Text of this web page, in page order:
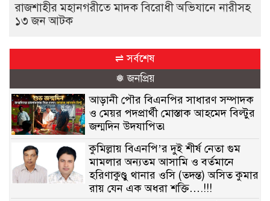
রাজশাহীর মহানগরীতে মাদক বিরোধী অভিযানে নারীসহ
১৩ জন আটক
⇌ সর্বশেষ
❅ জনপ্রিয়
আড়ানী পৌর বিএনপির সাধারণ সম্পাদক
ও মেয়র পদপ্রার্থী মোস্তাক আহমেদ বিল্টুর
জন্মদিন উদযাপিত৷
কুমিল্লায় বিএনপি’র দুই শীর্ষ নেতা গুম
মামলার অন্যতম আসামি ও বর্তমানে
হরিণাকুণ্ডু থানার ওসি (তদন্ত) অসিত কুমার
রায় যেন এক অধরা শক্তি….!!!